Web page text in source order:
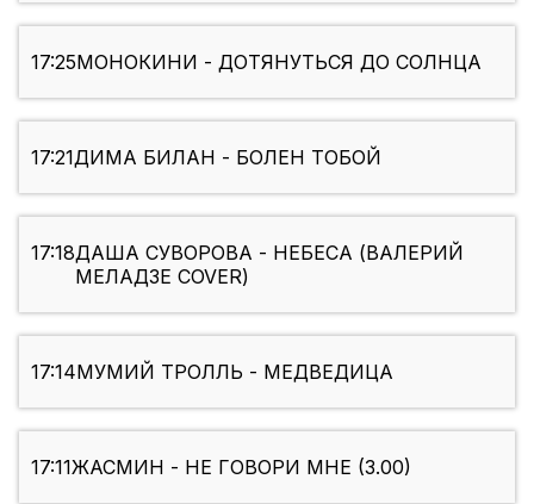
17:25МОНОКИНИ - ДОТЯНУТЬСЯ ДО СОЛНЦА
17:21ДИМА БИЛАН - БОЛЕН ТОБОЙ
17:18ДАША СУВОРОВА - НЕБЕСА (ВАЛЕРИЙ
МЕЛАДЗЕ COVER)
17:14МУМИЙ ТРОЛЛЬ - МЕДВЕДИЦА
17:11ЖАСМИН - НЕ ГОВОРИ МНЕ (3.00)